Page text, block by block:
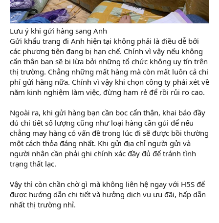
Lưu ý khi gửi hàng sang Anh
Gửi khẩu trang đi Anh hiện tại không phải là điều dễ bởi
các phương tiện đang bị hạn chế. Chính vì vậy nếu không
cẩn thận bạn sẽ bị lừa bởi những tổ chức không uy tín trên
thị trường. Chẳng những mất hàng mà còn mất luôn cả chi
phí gửi hàng nữa. Chính vì vậy khi chọn công ty phải xét về
năm kinh nghiệm làm việc, đừng ham rẻ để rồi rủi ro cao.
Ngoài ra, khi gửi hàng bạn cần bọc cẩn thận, khai báo đầy
đủ chi tiết số lượng cũng như loại hàng cần gủi để nếu
chẳng may hàng có vấn đề trong lúc đi sẽ được bồi thường
một cách thỏa đáng nhất. Khi gửi địa chỉ người gửi và
người nhận cần phải ghi chính xác đầy đủ để tránh tình
trạng thất lạc.
Vậy thì còn chần chờ gì mà không liên hệ ngay với H5S để
được hướng dẫn chi tiết và hưởng dịch vụ ưu đãi, hấp dẫn
nhất thị trường nhỉ.